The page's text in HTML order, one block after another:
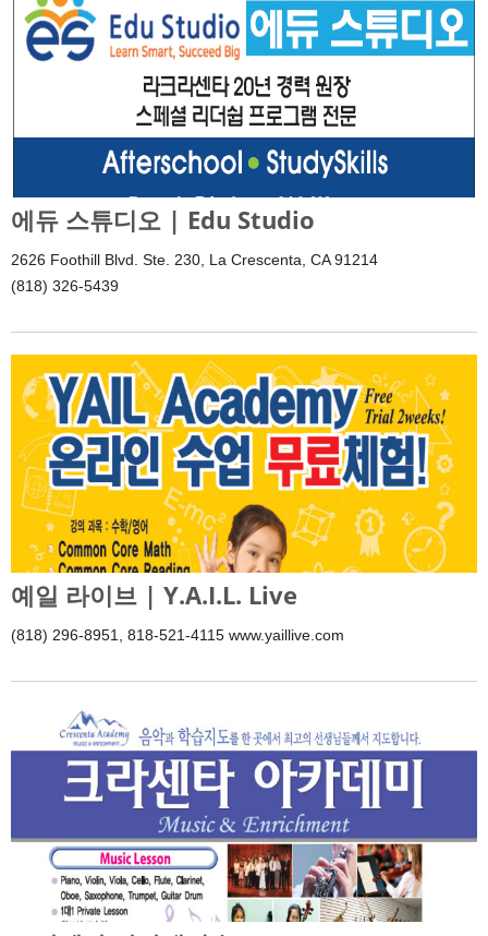
에듀 스튜디오 | Edu Studio
2626 Foothill Blvd. Ste. 230, La Crescenta, CA 91214
(818) 326-5439
예일 라이브 | Y.A.I.L. Live
(818) 296-8951, 818-521-4115 www.yaillive.com